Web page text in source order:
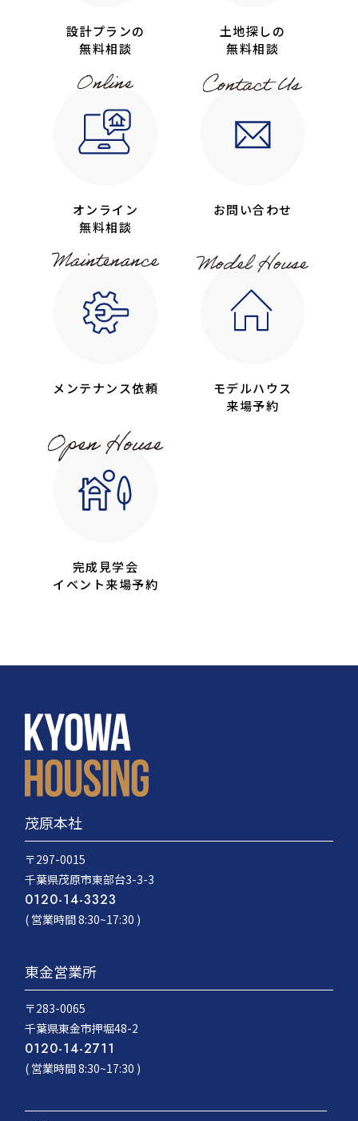
設計プランの
無料相談
土地探しの
無料相談
オンライン
無料相談
お問い合わせ
メンテナンス依頼
モデルハウス
来場予約
完成見学会
イベント来場予約
茂原本社
〒297-0015
千葉県茂原市東部台3-3-3
0120-14-3323
( 営業時間 8:30~17:30 )
東金営業所
〒283-0065
千葉県東金市押堀48-2
0120-14-2711
( 営業時間 8:30~17:30 )